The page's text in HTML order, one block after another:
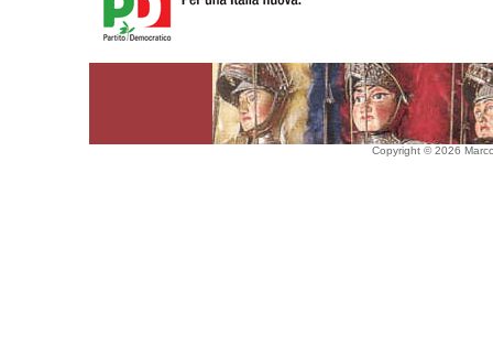
Copyright © 2026